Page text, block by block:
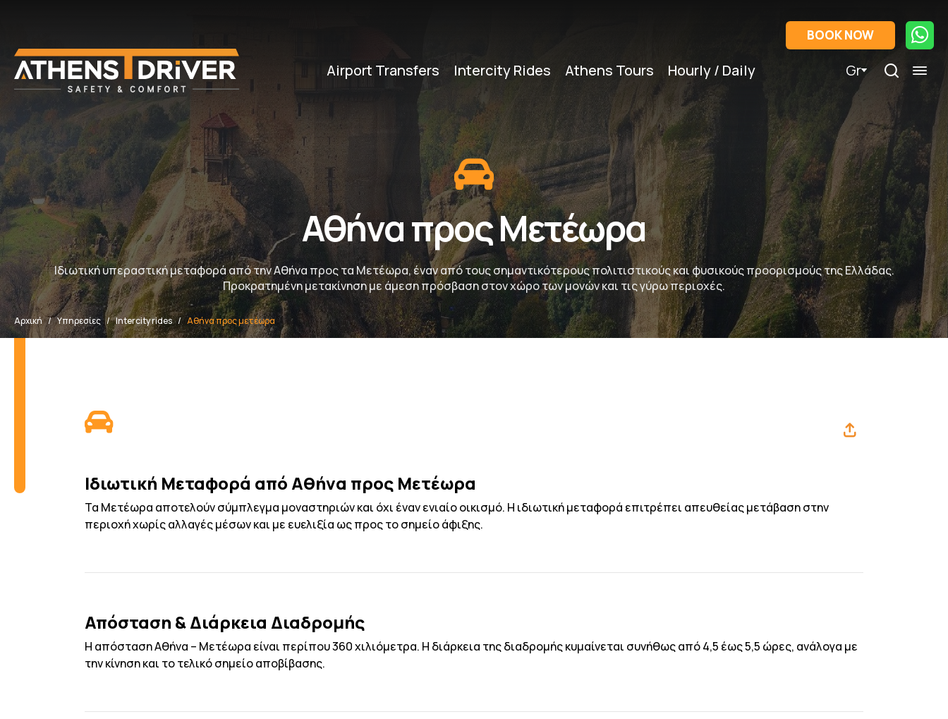
Airport Transfers Intercity Rides Athens Tours Hourly / Daily Gr
BOOK NOW
Αθήνα προς Μετέωρα
Ιδιωτική υπεραστική μεταφορά από την Αθήνα προς τα Μετέωρα, έναν από τους σημαντικότερους πολιτιστικούς και φυσικούς προορισμούς της Ελλάδας.
Προκρατημένη μετακίνηση με άμεση πρόσβαση στον χώρο των μονών και τις γύρω περιοχές.
Αρχική Υπηρεσίες Intercity rides Αθήνα προς μετέωρα
Ιδιωτική Μεταφορά από Αθήνα προς Μετέωρα
Τα Μετέωρα αποτελούν σύμπλεγμα μοναστηριών και όχι έναν ενιαίο οικισμό. Η ιδιωτική μεταφορά επιτρέπει απευθείας μετάβαση στην
περιοχή χωρίς αλλαγές μέσων και με ευελιξία ως προς το σημείο άφιξης.
Απόσταση & Διάρκεια Διαδρομής
Η απόσταση Αθήνα – Μετέωρα είναι περίπου 360 χιλιόμετρα. Η διάρκεια της διαδρομής κυμαίνεται συνήθως από 4,5 έως 5,5 ώρες, ανάλογα με
την κίνηση και το τελικό σημείο αποβίβασης.